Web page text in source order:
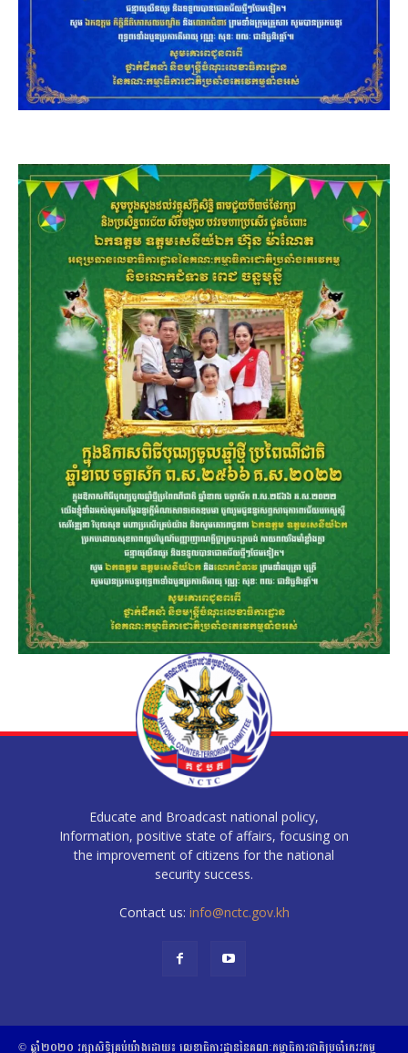
Educate and Broadcast national policy,
Information, positive state of affairs, focusing on
the improvement of citizens for the national
security success.
Contact us: info@nctc.gov.kh
© ឆ្នាំ២០២០​ ​រក្សាសិទ្ធិ​គ្រប់យ៉ាង​ដោយ​៖​ ​លេខាធិការដ្ឋាននៃគណៈកម្មាធិការជាតិប្រចាំភេរវកម្ម